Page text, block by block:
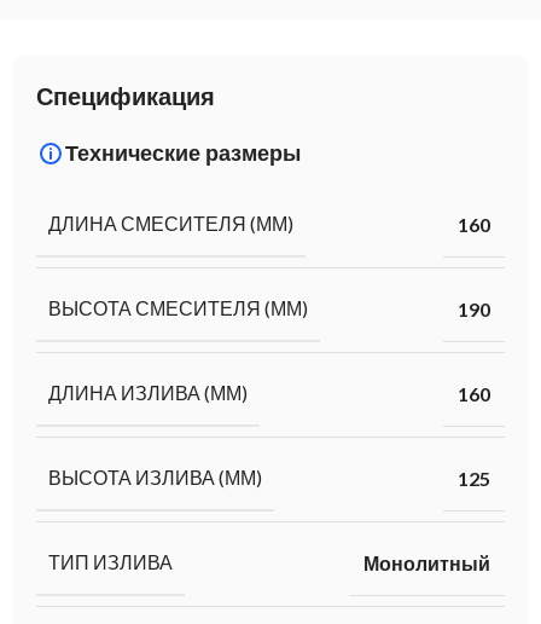
Спецификация
Технические размеры
ДЛИНА СМЕСИТЕЛЯ (ММ) 160
ВЫСОТА СМЕСИТЕЛЯ (ММ) 190
ДЛИНА ИЗЛИВА (ММ) 160
ВЫСОТА ИЗЛИВА (ММ) 125
ТИП ИЗЛИВА Монолитный